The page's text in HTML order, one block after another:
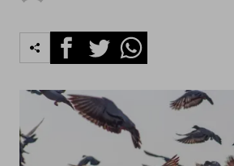
FacebookTwitterWhatsapp